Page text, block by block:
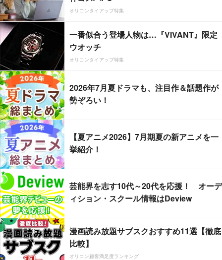
オリコンタイアップ特集
一番似合う登場人物は…『VIVANT』限定
ウオッチ
オリコンタイアップ特集
2026年7月夏ドラマも、注目作＆話題作が
勢ぞろい！
【夏アニメ2026】7月期夏の新アニメを一
挙紹介！
芸能界を志す10代～20代を応援！ オーデ
ィション・スクール情報はDeview
漫画読み放題サブスクおすすめ11選【徹底
比較】
オリコン顧客満足度ランキング